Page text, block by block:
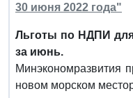
30 июня 2022 года"
Льготы по НДПИ
за июнь.
Минэкономразвития
новом морском